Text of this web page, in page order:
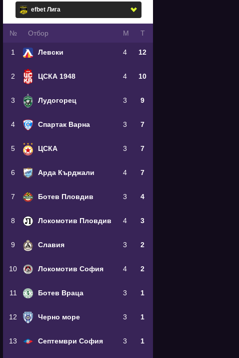
№ Oтбор М Т
1 Левски 4 12
2 ЦСКА 1948 4 10
3 Лудогорец 3 9
4 Спартак Варна 3 7
5 ЦСКА 3 7
6 Арда Кърджали 4 7
7 Ботев Пловдив 3 4
8 Локомотив Пловдив 4 3
9 Славия 3 2
10 Локомотив София 4 2
11 Ботев Враца 3 1
12 Черно море 3 1
13 Септември София 3 1